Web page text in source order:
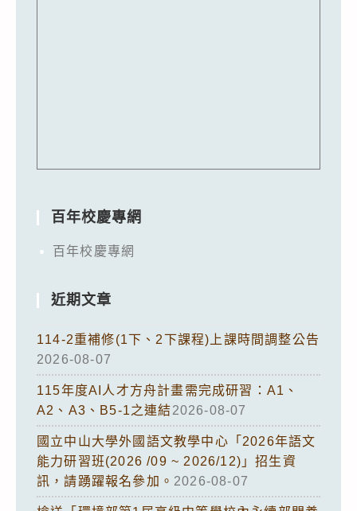
百年校慶專網
百年校慶專網
近期文章
114-2重補修(1下、2下課程)上課時間調整公告
2026-08-07
115年度AI人才方舟計畫需完成研習：A1、
A2、A3、B5-1之連結2026-08-07
國立中山大學外國語文教學中心「2026年語文
能力研習班(2026 /09 ~ 2026/12)」招生資
訊，請踴躍報名參加。 2026-08-07